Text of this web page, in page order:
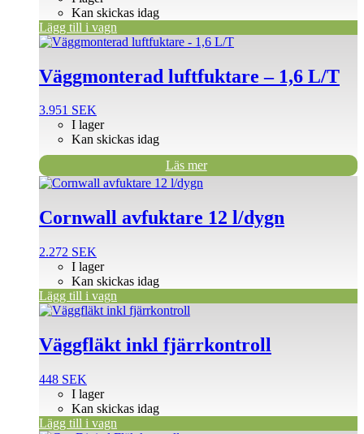
Kan skickas idag
Lägg till i vagn
Väggmonterad luftfuktare – 1,6 L/T
3.951 SEK
I lager
Kan skickas idag
Läs mer
Cornwall avfuktare 12 l/dygn
2.272 SEK
I lager
Kan skickas idag
Lägg till i vagn
Väggfläkt inkl fjärrkontroll
448 SEK
I lager
Kan skickas idag
Lägg till i vagn